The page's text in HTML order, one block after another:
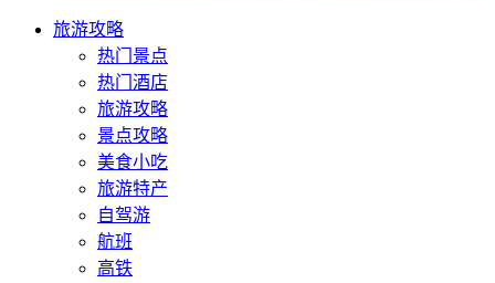
旅游攻略
热门景点
热门酒店
旅游攻略
景点攻略
美食小吃
旅游特产
自驾游
航班
高铁